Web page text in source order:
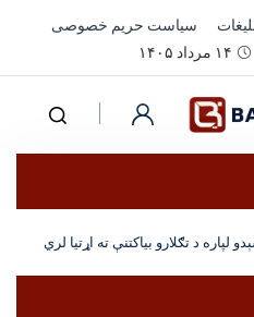
سیاست حریم خصوصی
۱۴ مرداد ۱۴۰۵
لپاره د تګلارو بیاکتنې ته اړتیا لري